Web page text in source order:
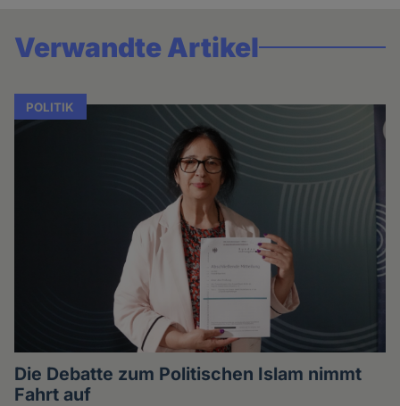
Verwandte Artikel
POLITIK
Die Debatte zum Politischen Islam nimmt
Fahrt auf